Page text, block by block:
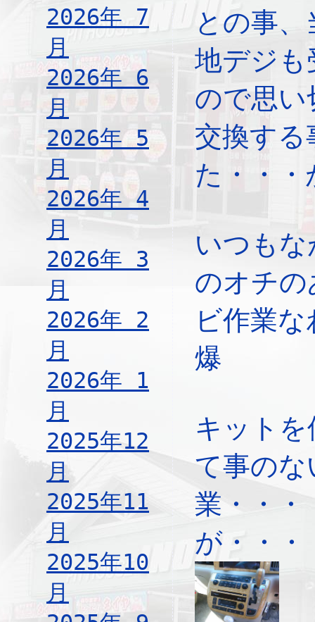
2026年 7
月
2026年 6
月
2026年 5
月
2026年 4
月
2026年 3
月
2026年 2
月
2026年 1
月
2025年12
月
2025年11
月
2025年10
月
との事
地デジも
ので思
交換する
た・・・
いつも
のオチ
ビ作業
爆
キット
て事のな
業・・・
が・・・